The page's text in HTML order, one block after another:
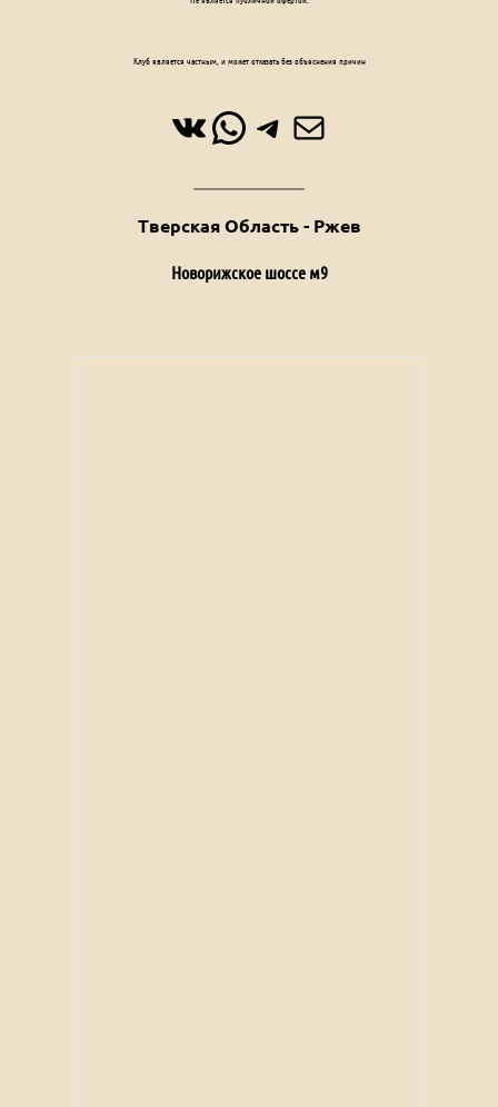
ВКонтакте
WhatsApp
Telegram
Почта
Тверская Область - Ржев
Новорижское шоссе м9